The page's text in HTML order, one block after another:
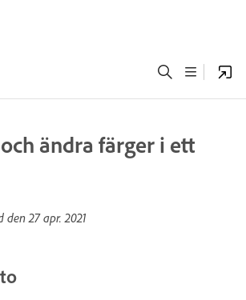
ändra färger i ett
den27 apr. 2021